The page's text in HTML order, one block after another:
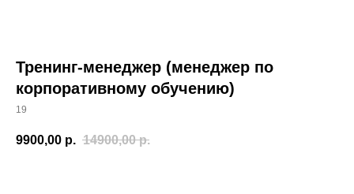
Тренинг-менеджер (менеджер по
корпоративному обучению)
19
9900,00 р. 14900,00 р.